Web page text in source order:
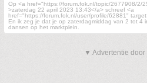
Op <a href="https://forum.fok.nl/topic/2677908/2/
>zaterdag 22 april 2023 13:43</a> schreef <a
href="https://forum.fok.nl/user/profile/62881"
En ik zeg je dat je op zaterdagmiddag van 2 tot 4
dansen op het marktplein.
▼ Advertentie door